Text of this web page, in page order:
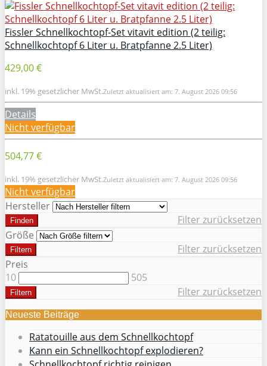
Fissler Schnellkochtopf-Set vitavit edition (2 teilig:
Schnellkochtopf 6 Liter u. Bratpfanne 2.5 Liter)
429,00 €
inkl. 19% gesetzlicher MwSt.Zuletzt aktualisiert am: 7. August 2026 09:56
Details
Nicht verfügbar
504,77 €
inkl. 19% gesetzlicher MwSt.Zuletzt aktualisiert am: 7. August 2026 09:56
Nicht verfügbar
Hersteller
Filter zurücksetzen
Finden
Größe
Filter zurücksetzen
Filtern
Preis
10
505
Filter zurücksetzen
Filtern
Neueste Beiträge
Ratatouille aus dem Schnellkochtopf
Kann ein Schnellkochtopf explodieren?